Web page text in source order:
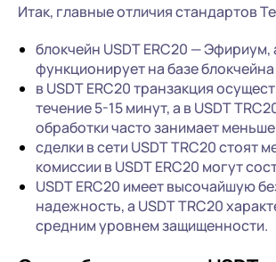
Итак, главные отличия стандартов
блокчейн USDT ERC20 — Эфириум,
функционирует на базе
в USDT ERC20 транзакция
течение 5-15 минут, а в USDT
обработки часто занимает
сделки в сети USDT TRC20 стоят
комиссии в USDT ERC20 могут
USDT ERC20 имеет высочайшую
надежность, а USDT TRC20
средним уровнем защищенности.